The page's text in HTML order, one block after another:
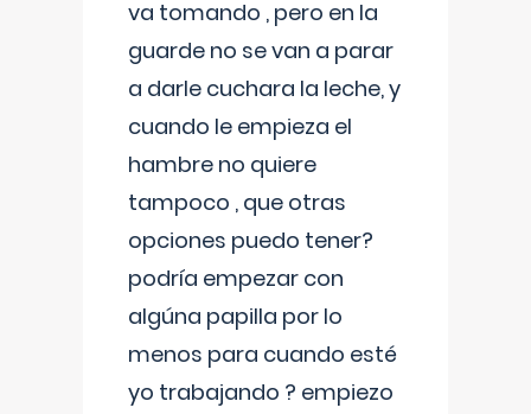
va tomando , pero en la
guarde no se van a parar
a darle cuchara la leche, y
cuando le empieza el
hambre no quiere
tampoco , que otras
opciones puedo tener?
podría empezar con
algúna papilla por lo
menos para cuando esté
yo trabajando ? empiezo